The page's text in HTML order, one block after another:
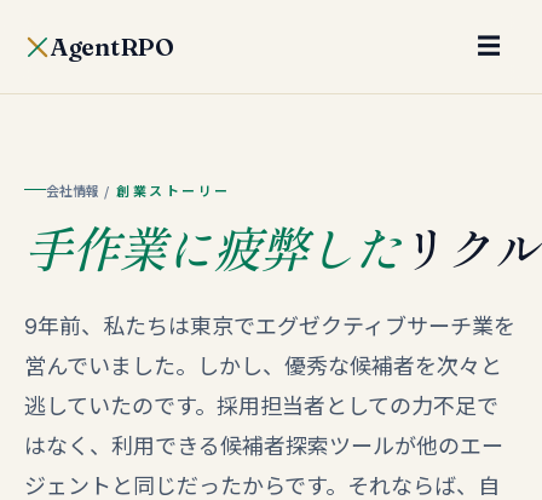
AgentRPO ☰
会社情報 / 創業ストーリー
手作業に疲弊したリク
9年前、私たちは東京でエグゼクティブサーチ業を
営んでいました。しかし、優秀な候補者を次々と
逃していたのです。採用担当者としての力不足で
はなく、利用できる候補者探索ツールが他のエー
ジェントと同じだったからです。それならば、自